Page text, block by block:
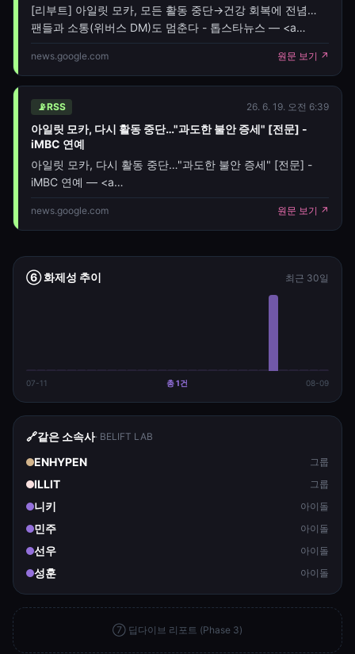
[리부트] 아일릿 모카, 모든 활동 중단→건강 회복에 전념…
팬들과 소통(위버스 DM)도 멈춘다 - 톱스타뉴스 — <a
href="https://news.google.com/rss/articles/
oc=5" target
news.google.com 원문 보기 ↗
📡RSS 26. 6. 19. 오전 6:39
아일릿 모카, 다시 활동 중단…"과도한 불안 증세" [전문] -
iMBC 연예
아일릿 모카, 다시 활동 중단…"과도한 불안 증세" [전문] -
iMBC 연예 — <a
href="https://news.google.com/rss/articles/
oc=5" target="_blank">아일릿 모카, 다시 활동
중단…"과도한 불안 증세" [전
news.google.com 원문 보기 ↗
⑥ 화제성 추이 최근 30일
07-11 총1건 08-09
🔗같은 소속사· BELIFT LAB
ENHYPEN 그룹
ILLIT 그룹
니키 아이돌
민주 아이돌
선우 아이돌
성훈 아이돌
⑦ 딥다이브 리포트 (Phase 3)